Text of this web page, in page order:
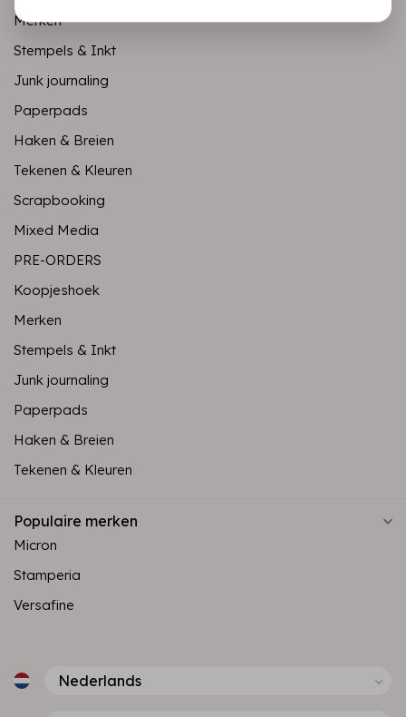
Merken
Stempels & Inkt
Junk journaling
Paperpads
Haken & Breien
Tekenen & Kleuren
Scrapbooking
Mixed Media
PRE-ORDERS
Koopjeshoek
Merken
Stempels & Inkt
Junk journaling
Paperpads
Haken & Breien
Tekenen & Kleuren
Populaire merken
Micron
Stamperia
Versafine